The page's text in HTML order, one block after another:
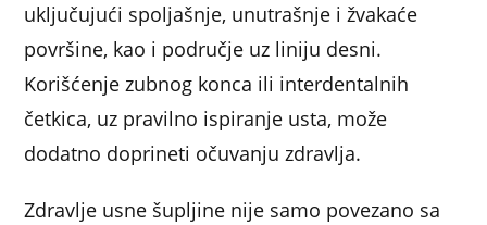
uključujući spoljašnje, unutrašnje i žvakaće
površine, kao i područje uz liniju desni.
Korišćenje zubnog konca ili interdentalnih
četkica, uz pravilno ispiranje usta, može
dodatno doprineti očuvanju zdravlja.
Zdravlje usne šupljine nije samo povezano sa